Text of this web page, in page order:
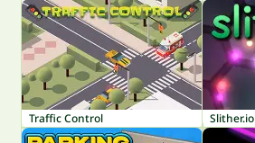
Traffic Control Slither.io